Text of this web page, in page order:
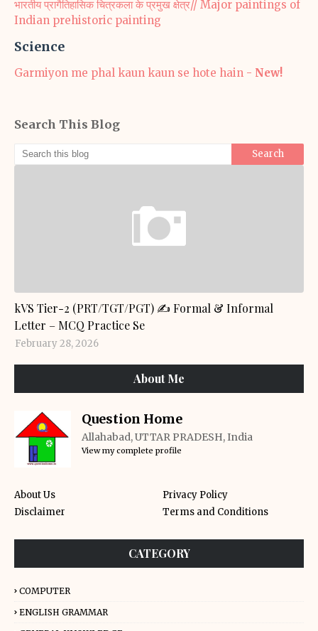
भारतीय प्रागैतिहासिक चित्रकला के प्रमुख क्षेत्र// Major paintings of
Indian prehistoric painting
Science
Garmiyon me phal kaun kaun se hote hain - New!
Search This Blog
kVS Tier-2 (PRT/TGT/PGT) ✍️ Formal & Informal
Letter – MCQ Practice Se
February 28, 2026
About Me
Question Home
Allahabad, UTTAR PRADESH, India
View my complete profile
About Us
Privacy Policy
Disclaimer
Terms and Conditions
CATEGORY
COMPUTER
ENGLISH GRAMMAR